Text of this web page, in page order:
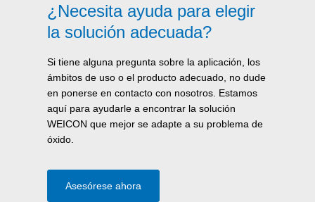
¿Necesita ayuda para elegir
la solución adecuada?
Si tiene alguna pregunta sobre la aplicación, los
ámbitos de uso o el producto adecuado, no dude
en ponerse en contacto con nosotros. Estamos
aquí para ayudarle a encontrar la solución
WEICON que mejor se adapte a su problema de
óxido.
Asesórese ahora